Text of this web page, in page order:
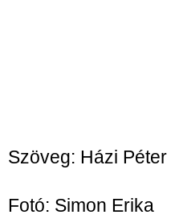
-
Szöveg: Házi Péter
Fotó: Simon Erika